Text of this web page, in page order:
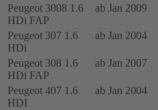
Peugeot 3008 1.6
HDi FAP
ab Jan 2009
Peugeot 307 1.6
HDi
ab Jan 2004
Peugeot 308 1.6
HDi FAP
ab Jan 2007
Peugeot 407 1.6
HDI
ab Jan 2004